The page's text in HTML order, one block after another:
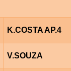
K.COSTA AP.4
V.SOUZA